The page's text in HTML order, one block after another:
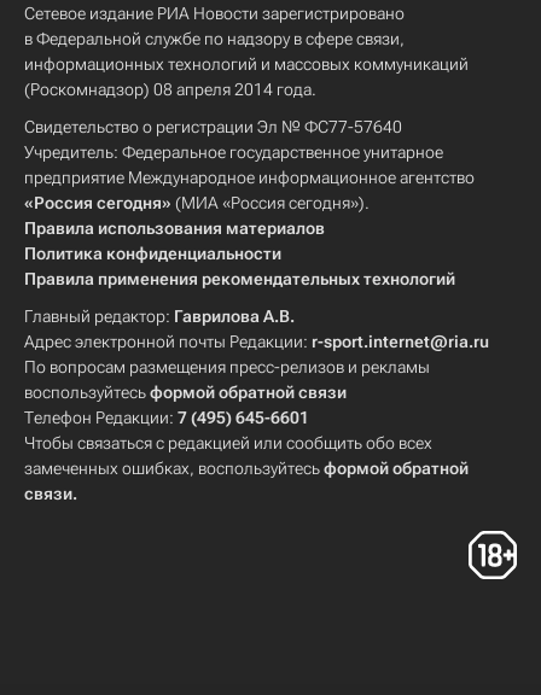
Сетевое издание РИА Новости зарегистрировано
в Федеральной службе по надзору в сфере связи,
информационных технологий и массовых коммуникаций
(Роскомнадзор) 08 апреля 2014 года.
Свидетельство о регистрации Эл № ФС77-57640
Учредитель: Федеральное государственное унитарное
предприятие Международное информационное агентство
«Россия сегодня» (МИА «Россия сегодня»).
Правила использования материалов
Политика конфиденциальности
Правила применения рекомендательных технологий
Главный редактор: Гаврилова А.В.
Адрес электронной почты Редакции: r-sport.internet@ria.ru
По вопросам размещения пресс-релизов и рекламы
воспользуйтесьформой обратной связи
Телефон Редакции: 7 (495) 645-6601
Чтобы связаться с редакцией или сообщить обо всех
замеченных ошибках, воспользуйтесьформой обратной
связи.